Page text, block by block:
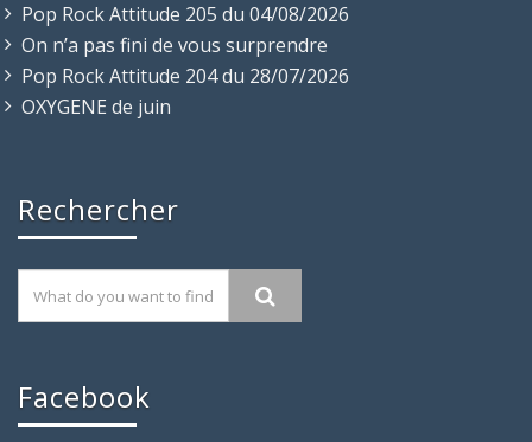
Pop Rock Attitude 205 du 04/08/2026
On n’a pas fini de vous surprendre
Pop Rock Attitude 204 du 28/07/2026
OXYGENE de juin
Rechercher
Facebook